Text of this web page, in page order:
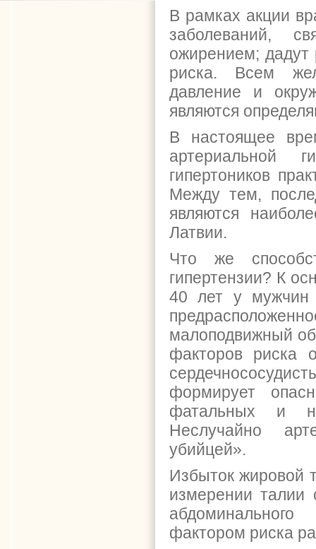
В рамках акции
заболеваний,
ожирением; дадут
риска. Всем
давление и
являются
В настоящее
артериальной
гипертоников
Между тем,
являются
Латвии.
Что же
гипертензии? К
40 лет у мужчин
малоподвижный
факторов риска
формирует
фатальных и
Неслучайно
убийцей».
Избыток жировой
измерении талии
фактором риска